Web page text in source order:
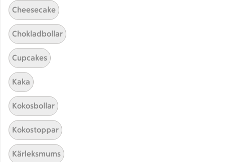
Testa att söka på något nytt, eller ta bort något av
Cheesecake
Chokladbollar
Cupcakes
Kaka
Kokosbollar
Kokostoppar
Kärleksmums